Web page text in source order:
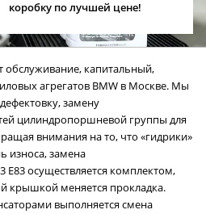
коробку по лучшей цене!
обслуживание, капитальный,
агрегатов BMW в Москве. Мы
замену
цилиндропоршневой группы для
внимания на то, что «гидрики»
износа, замена
осуществляется комплектом,
крышкой меняется прокладка.
выполняется смена